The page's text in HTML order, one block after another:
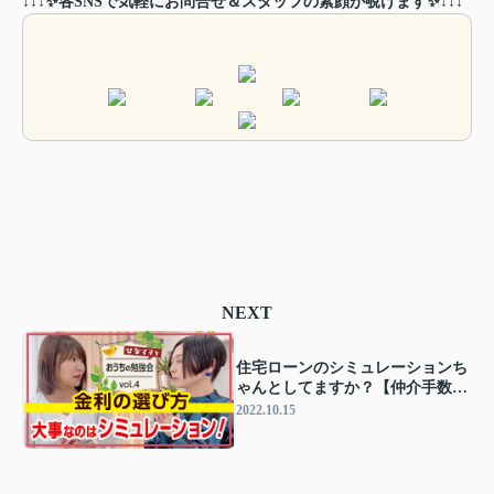
NEXT
住宅ローンのシミュレーションち
ゃんとしてますか？【仲介手数料
無料☆ひなた不動産】
2022.10.15